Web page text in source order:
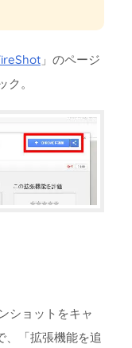
」のページ
。
ショットをキャ
、「拡張機能を追